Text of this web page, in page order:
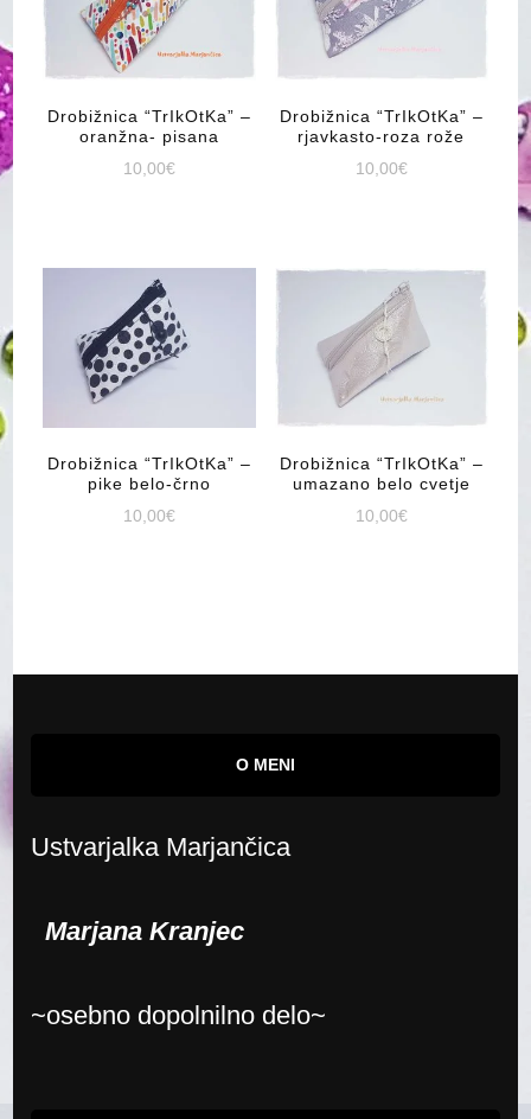
Drobižnica “TrIkOtKa” –
oranžna- pisana
10,00€
Drobižnica “TrIkOtKa” –
rjavkasto-roza rože
10,00€
Drobižnica “TrIkOtKa” –
pike belo-črno
10,00€
Drobižnica “TrIkOtKa” –
umazano belo cvetje
10,00€
O MENI
Ustvarjalka Marjančica
Marjana Kranjec
~osebno dopolnilno delo~